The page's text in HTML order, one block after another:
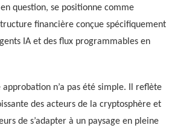
question, se positionne comme
financière conçue spécifiquement
IA et des flux programmables en
n’a pas été simple. Il reflète
des acteurs de la cryptosphère et
de s’adapter à un paysage en pleine